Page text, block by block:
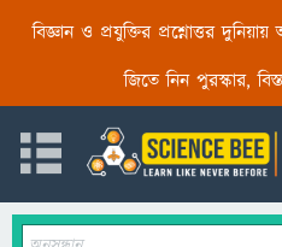
বিজ্ঞান ও প্রযুক্তির প্রশ্নোত্তর
জিতে নিন পুরস্কার,